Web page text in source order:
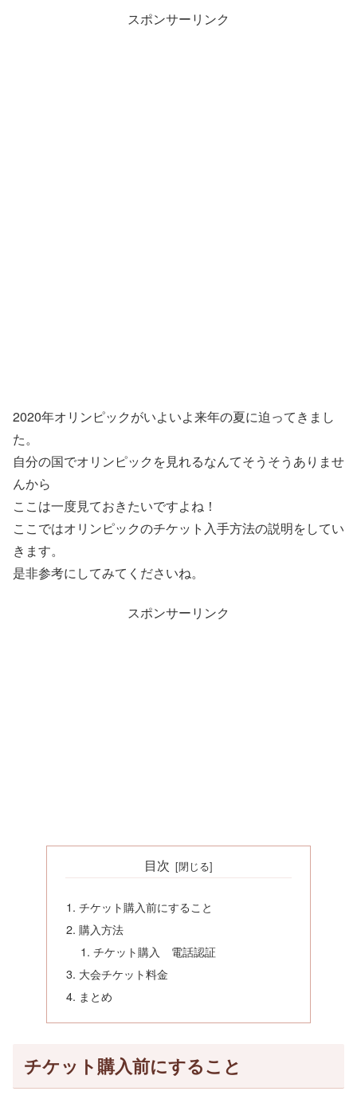
スポンサーリンク
2020年オリンピックがいよいよ来年の夏に迫ってきまし
た。
自分の国でオリンピックを見れるなんてそうそうありませ
んから
ここは一度見ておきたいですよね！
ここではオリンピックのチケット入手方法の説明をしてい
きます。
是非参考にしてみてくださいね。
スポンサーリンク
目次
チケット購入前にすること
購入方法
チケット購入 電話認証
大会チケット料金
まとめ
チケット購入前にすること